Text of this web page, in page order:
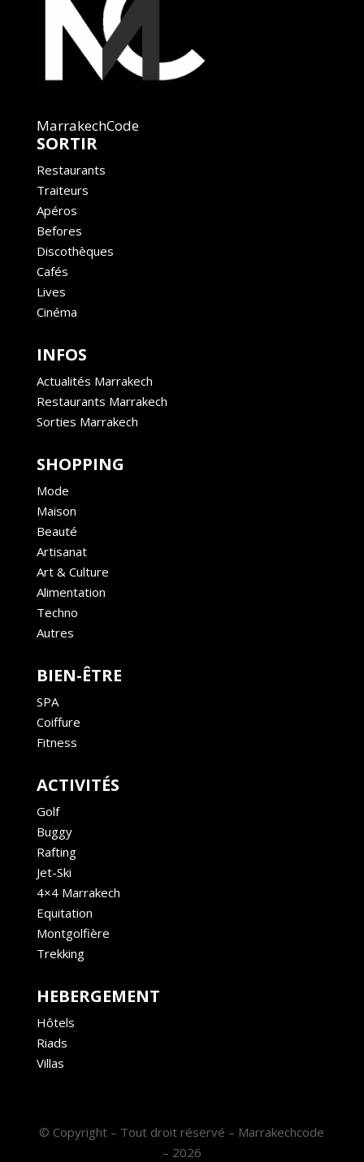
MarrakechCode
SORTIR
Restaurants
Traiteurs
Apéros
Befores
Discothèques
Cafés
Lives
Cinéma
INFOS
Actualités Marrakech
Restaurants Marrakech
Sorties Marrakech
SHOPPING
Mode
Maison
Beauté
Artisanat
Art & Culture
Alimentation
Techno
Autres
BIEN-ÊTRE
SPA
Coiffure
Fitness
ACTIVITÉS
Golf
Buggy
Rafting
Jet-Ski
4×4 Marrakech
Equitation
Montgolfière
Trekking
HEBERGEMENT
Hôtels
Riads
Villas
© Copyright – Tout droit réservé – Marrakechcode
– 2026